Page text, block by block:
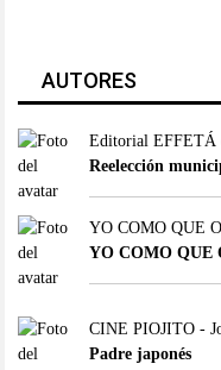
AUTORES
Editorial EFFETÁ
Reelección
YO COMO QUE
YO COMO QUE
CINE PIOJITO -
Padre japonés